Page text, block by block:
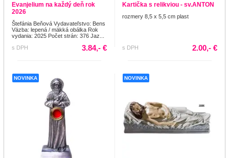
Evanjelium na každý deň rok
2026
Štefánia Beňová Vydavateľstvo: Bens
Väzba: lepená / mäkká obálka Rok
vydania: 2025 Počet strán: 376 Jaz...
s DPH
3.84,- €
Kartička s relikviou - sv.ANTON
rozmery 8,5 x 5,5 cm plast
s DPH 2.00,- €
NOVINKA NOVINKA